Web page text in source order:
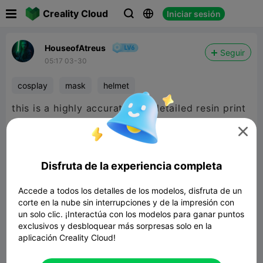
Creality Cloud   Iniciar sesión
HouseofAtreus
05:17 03-30
Seguir
cosplay mask helmet
this is a highly accurate and detailed resin print

Disfruta de la experiencia completa
Accede a todos los detalles de los modelos, disfruta de un
corte en la nube sin interrupciones y de la impresión con
un solo clic. ¡Interactúa con los modelos para ganar puntos
exclusivos y desbloquear más sorpresas solo en la
aplicación Creality Cloud!